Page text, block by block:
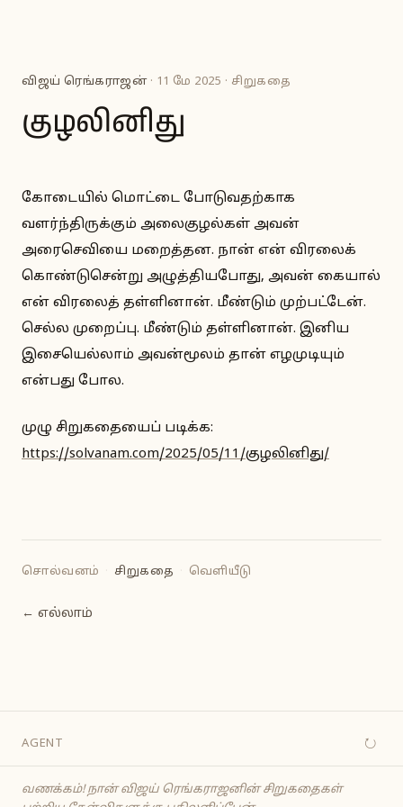
விஜய் ரெங்கராஜன்· 11 மே 2025 · சிறுகதை
குழலினிது
கோடையில் மொட்டை போடுவதற்காக
வளர்ந்திருக்கும் அலைகுழல்கள் அவன்
அரைசெவியை மறைத்தன. நான் என் விரலைக்
கொண்டுசென்று அழுத்தியபோது, அவன் கையால்
என் விரலைத் தள்ளினான். மீண்டும் முற்பட்டேன்.
செல்ல முறைப்பு. மீண்டும் தள்ளினான். இனிய
இசையெல்லாம் அவன்மூலம் தான் எழமுடியும்
என்பது போல.
முழு சிறுகதையைப் படிக்க:
https://solvanam.com/2025/05/11/குழலினிது/
சொல்வனம் சிறுகதை வெளியீடு
← எல்லாம்
AGENT ↻
வணக்கம்! நான் விஜய் ரெங்கராஜனின் சிறுகதைகள்